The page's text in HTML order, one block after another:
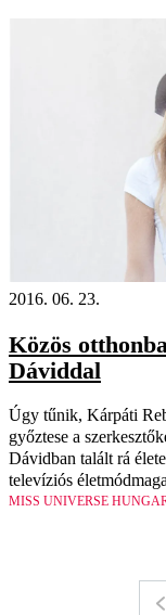
2016. 06. 23.
Közös
Dáviddal
Úgy tűnik, Kárpáti
győztese a
Dávidban talált rá
televíziós
MISS UNIVERSE